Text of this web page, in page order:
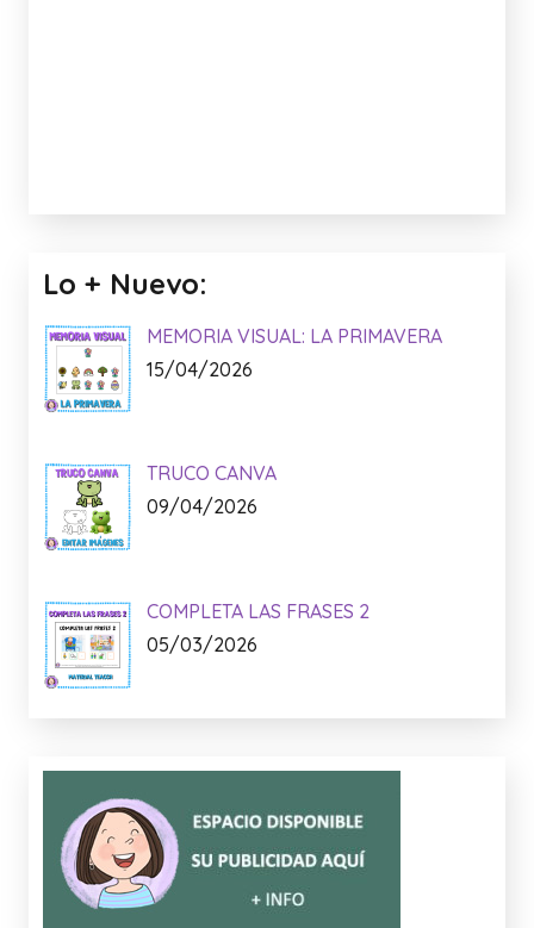
Lo + Nuevo:
MEMORIA VISUAL: LA PRIMAVERA
15/04/2026
TRUCO CANVA
09/04/2026
COMPLETA LAS FRASES 2
05/03/2026